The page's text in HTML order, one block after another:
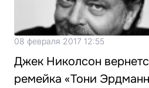
08 февраля 2017 12:55
Джек Николсон
ремейка «Тони